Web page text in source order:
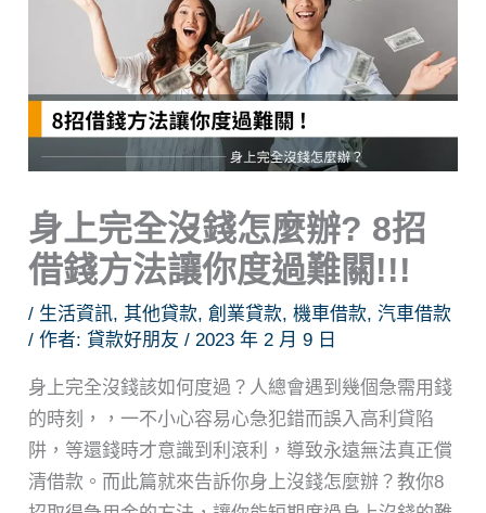
身上完全沒錢怎麼辦? 8招
借錢方法讓你度過難關!!!
/ 生活資訊, 其他貸款,創業貸款,機車借款,汽車借款
/ 作者:貸款好朋友/2023 年 2 月 9 日
身上完全沒錢該如何度過？人總會遇到幾個急需用錢
的時刻，，一不小心容易心急犯錯而誤入高利貸陷
阱，等還錢時才意識到利滾利，導致永遠無法真正償
清借款。而此篇就來告訴你身上沒錢怎麼辦？教你8